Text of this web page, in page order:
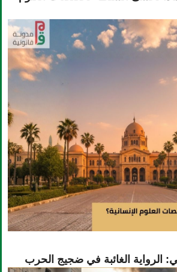
الرواية الغائبة في ضجيج الحرب